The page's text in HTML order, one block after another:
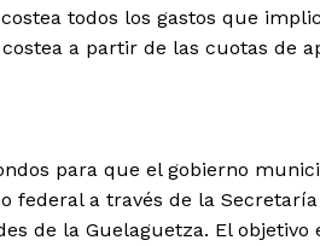
todos los gastos que
a partir de las cuotas de
para que el gobierno
federal a través de la
de la Guelaguetza. El objetivo